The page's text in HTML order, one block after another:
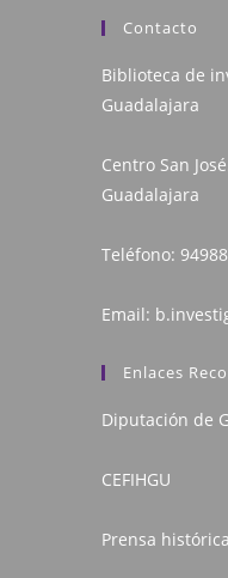
Contacto
Biblioteca de
Guadalajara
Centro San
Guadalajara
Teléfono:
Email:
Enlaces
Diputación de
CEFIHGU
Prensa histórica